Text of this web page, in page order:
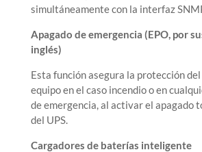
simultáneamente con la interfaz
Apagado de emergencia (EPO, por
inglés)
Esta función asegura la protección
equipo en el caso incendio o en
de emergencia, al activar el apagado
del UPS.
Cargadores de baterías inteligente